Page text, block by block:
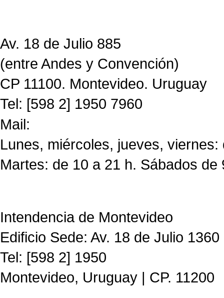
Av. 18 de Julio 885
(entre Andes y Convención)
CP 11100. Montevideo. Uruguay
Tel: [598 2] 1950 7960
Mail:
Lunes, miércoles, jueves, viernes:
Martes: de 10 a 21 h. Sábados de
Intendencia de Montevideo
Edificio Sede: Av. 18 de Julio 1360
Tel: [598 2] 1950
Montevideo, Uruguay | CP. 11200